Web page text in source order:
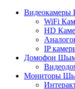
WiFi
HD
IP
Домофон
Мониторы